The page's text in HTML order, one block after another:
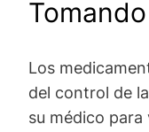
Los
del control de
su médico